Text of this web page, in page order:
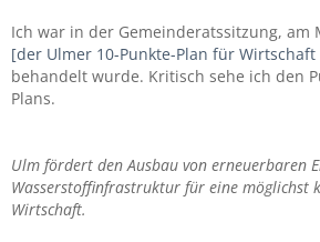
Ich war in der Gemeinderatssitzung, am
[der Ulmer 10-Punkte-Plan für
behandelt wurde. Kritisch sehe ich den
Plans.
Ulm fördert den Ausbau von erneuerbaren
Wasserstoffinfrastruktur für eine möglichst
Wirtschaft.